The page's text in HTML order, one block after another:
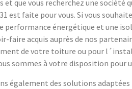
et que vous recherchez une
est faite pour vous. Si vous
performance énergétique et une
faire acquis auprès de nos
de votre toiture ou pour
sommes à votre disposition pour
également des solutions